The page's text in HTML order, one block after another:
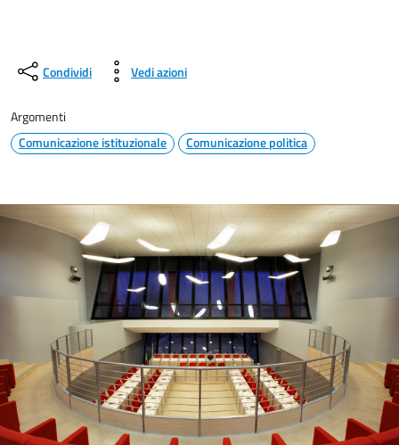
Condividi Vedi azioni
Argomenti
Comunicazione istituzionale
Comunicazione politica